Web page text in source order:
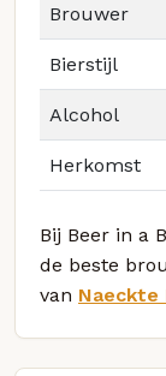
Brouwer
Bierstijl
Alcohol
Herkomst
Bij Beer in a
de beste
van Naeckte